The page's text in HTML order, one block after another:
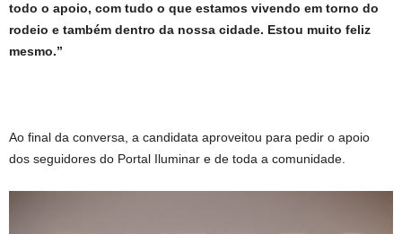
todo o apoio, com tudo o que estamos vivendo em torno do
rodeio e também dentro da nossa cidade. Estou muito feliz
mesmo.”
Ao final da conversa, a candidata aproveitou para pedir o apoio
dos seguidores do Portal Iluminar e de toda a comunidade.